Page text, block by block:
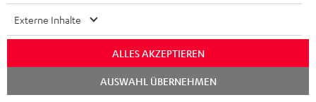
„… Fülle und Natürlichkeit, die stundenlanges Zuhören
Externe Inhalte
ALLES AKZEPTIEREN
AUSWAHL ÜBERNEHMEN